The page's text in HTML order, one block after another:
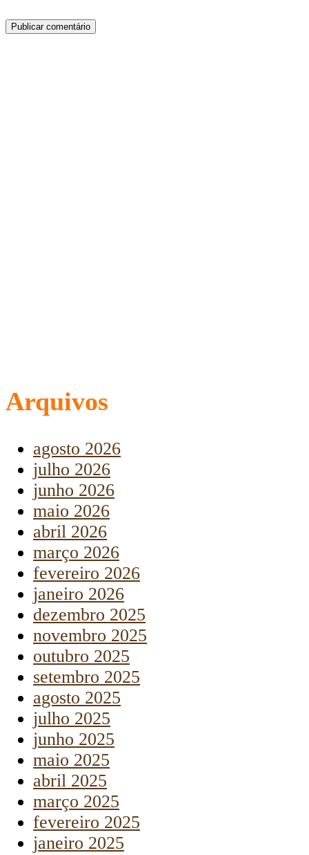
Arquivos
agosto 2026
julho 2026
junho 2026
maio 2026
abril 2026
março 2026
fevereiro 2026
janeiro 2026
dezembro 2025
novembro 2025
outubro 2025
setembro 2025
agosto 2025
julho 2025
junho 2025
maio 2025
abril 2025
março 2025
fevereiro 2025
janeiro 2025